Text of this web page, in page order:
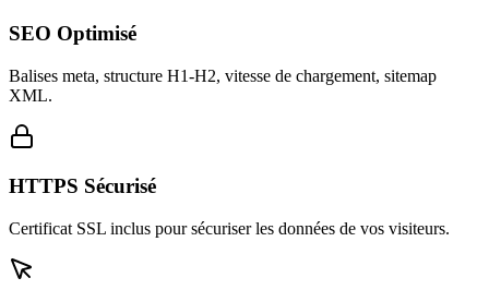
SEO Optimisé
Balises meta, structure H1-H2, vitesse de chargement, sitemap
XML.
HTTPS Sécurisé
Certificat SSL inclus pour sécuriser les données de vos visiteurs.